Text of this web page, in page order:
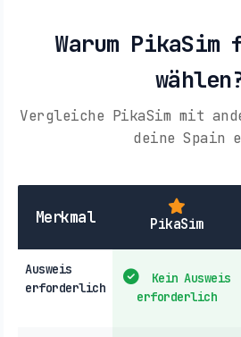
Warum
Vergleiche PikaSim mit
deine Spain
Merkmal PikaSim
Ausweis
erforderlich
Kein Ausweis
erforderlich